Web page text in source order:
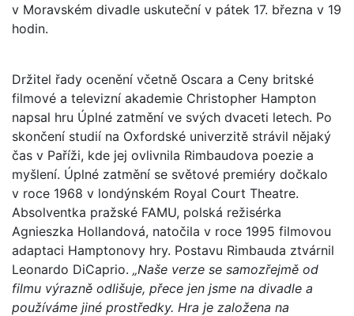
v Moravském divadle uskuteční v pátek 17. března v 19
hodin.
Držitel řady ocenění včetně Oscara a Ceny britské
filmové a televizní akademie Christopher Hampton
napsal hru Úplné zatmění ve svých dvaceti letech. Po
skončení studií na Oxfordské univerzitě strávil nějaký
čas v Paříži, kde jej ovlivnila Rimbaudova poezie a
myšlení. Úplné zatmění se světové premiéry dočkalo
v roce 1968 v londýnském Royal Court Theatre.
Absolventka pražské FAMU, polská režisérka
Agnieszka Hollandová, natočila v roce 1995 filmovou
adaptaci Hamptonovy hry. Postavu Rimbauda ztvárnil
Leonardo DiCaprio. „Naše verze se samozřejmě od
filmu výrazně odlišuje, přece jen jsme na divadle a
používáme jiné prostředky. Hra je založena na